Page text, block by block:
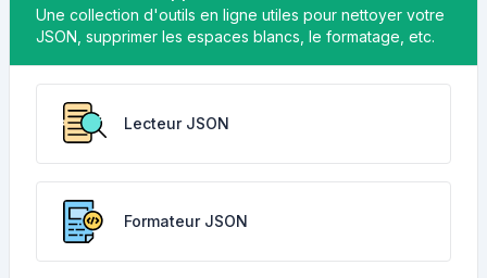
Une collection d'outils en ligne utiles pour nettoyer votre
JSON, supprimer les espaces blancs, le formatage, etc.
Lecteur JSON
Formateur JSON